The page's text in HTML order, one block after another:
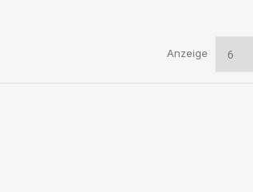
Anzeige